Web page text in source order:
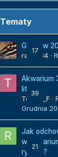
Tematy
17
Gdzie w
radek84 ·
39
Akwarium
litrów
Tomek_F ·
Grudnia
21
Jak
w
rybami?